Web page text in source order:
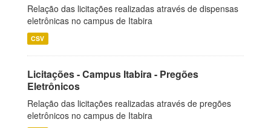
Relação das licitações realizadas através de dispensas
eletrônicas no campus de Itabira
CSV
Licitações - Campus Itabira - Pregões
Eletrônicos
Relação das licitações realizadas através de pregões
eletrônicos no campus de Itabira